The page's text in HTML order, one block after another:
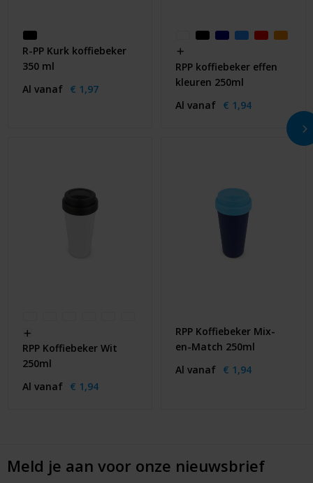
R-PP Kurk koffiebeker
350 ml
Al vanaf € 1,97
RPP koffiebeker effen
kleuren 250ml
Al vanaf € 1,94
RPP Koffiebeker Wit
250ml
Al vanaf € 1,94
RPP Koffiebeker Mix-
en-Match 250ml
Al vanaf € 1,94
Meld je aan voor onze nieuwsbrief